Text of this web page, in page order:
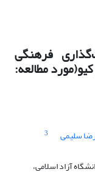
فرهنگی
مطالعه:
سلیمی 3
آزاد اسلامی،